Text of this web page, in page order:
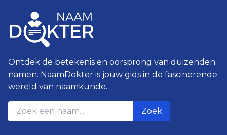
Ontdek de betekenis en oorsprong van duizenden
namen. NaamDokter is jouw gids in de fascinerende
wereld van naamkunde.
Zoek